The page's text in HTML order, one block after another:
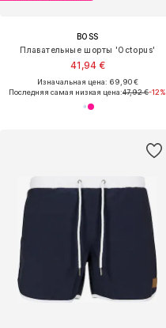
BOSS
Плавательные шорты 'Octopus'
41,94 €
Изначальная цена: 69,90 €
Последняя самая низкая цена:47,92 €-12%